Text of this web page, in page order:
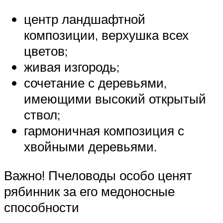
центр ландшафтной
композиции, верхушка всех
цветов;
живая изгородь;
сочетание с деревьями,
имеющими высокий открытый
ствол;
гармоничная композиция с
хвойными деревьями.
Важно! Пчеловоды особо ценят
рябинник за его медоносные
способности